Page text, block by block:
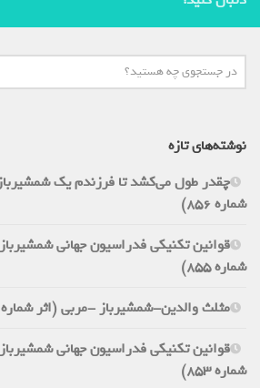
نوشته‌های تازه
چقدر طول می‌کشد تا فرزندم یک شمشیرباز
شماره 856)
شماره 855)
مثلث والدین-شمشیرباز -مربی (اثر شماره 854)
شماره 853)